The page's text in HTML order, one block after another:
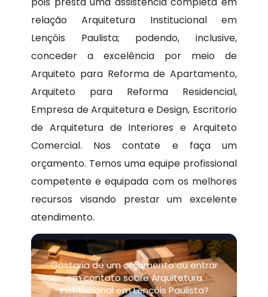
relação Arquitetura Institucional em
Lençóis Paulista; podendo, inclusive,
conceder a excelência por meio de
Arquiteto para Reforma de Apartamento,
Arquiteto para Reforma Residencial,
Empresa de Arquitetura e Design, Escritorio
de Arquitetura de Interiores e Arquiteto
Comercial. Nos contate e faça um
orçamento. Temos uma equipe profissional
competente e equipada com os melhores
recursos visando prestar um excelente
atendimento.
Gostaria de um orçamento ou entrar
em contato sobre Arquitetura
Institucional em Lençóis Paulista?